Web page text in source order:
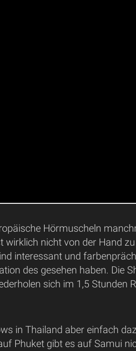
Hörmuscheln
wirklich nicht von der Hand
interessant und
des gesehen haben. Die
sich im 1,5 Stunden
in Thailand aber einfach
Phuket gibt es auf Samui